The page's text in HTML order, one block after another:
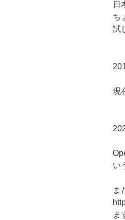
日
ち
試
現
い
ま
ま